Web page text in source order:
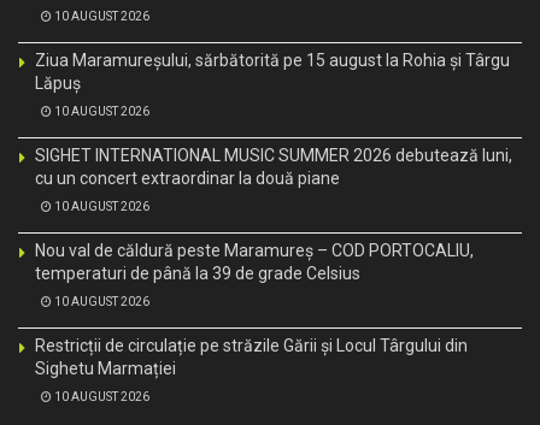
10 AUGUST 2026
Ziua Maramureșului, sărbătorită pe 15 august la Rohia și Târgu
Lăpuș
10 AUGUST 2026
SIGHET INTERNATIONAL MUSIC SUMMER 2026 debutează luni,
cu un concert extraordinar la două piane
10 AUGUST 2026
Nou val de căldură peste Maramureș – COD PORTOCALIU,
temperaturi de până la 39 de grade Celsius
10 AUGUST 2026
Restricții de circulație pe străzile Gării și Locul Târgului din
Sighetu Marmației
10 AUGUST 2026